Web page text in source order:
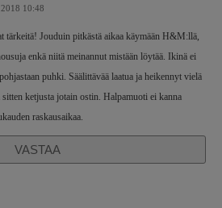
10:48
tärkeitä! Jouduin pitkästä aikaa käymään H&M:llä,
enkä niitä meinannut mistään löytää. Ikinä ei
puhki. Säälittävää laatua ja heikennyt vielä
ketjusta jotain ostin. Halpamuoti ei kanna
raskausaikaa.
VASTAA